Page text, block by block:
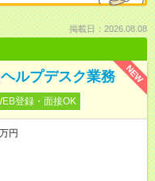
掲載日：2026.08.08
NEW
ルプデスク業務
登録・面接OK
円